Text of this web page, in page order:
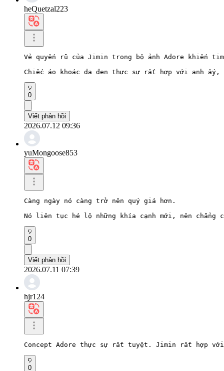
heQuetzal223
Vẻ quyến rũ của Jimin trong bộ ảnh Adore khiến
Chiếc áo khoác da đen thực sự rất hợp với anh
0
Viết phản hồi
2026.07.12 09:36
yuMongoose853
Càng ngày nó càng trở nên quý giá hơn.
Nó liên tục hé lộ những khía cạnh mới, nên chẳng
0
Viết phản hồi
2026.07.11 07:39
hjr124
Concept Adore thực sự rất tuyệt. Jimin rất hợp
0